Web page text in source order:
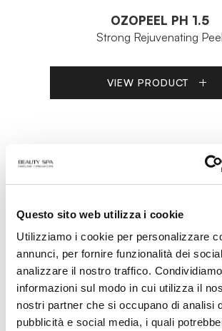
Questo sito web utilizza i cookie
Utilizziamo i cookie per personalizzare
annunci, per fornire funzionalità dei
analizzare il nostro traffico.
informazioni sul modo in cui utilizza il
nostri partner che si occupano di analisi
pubblicità e social media, i quali
OZOPEEL PH 1.5
Strong Rejuvenating Peel
VIEW PRODUCT